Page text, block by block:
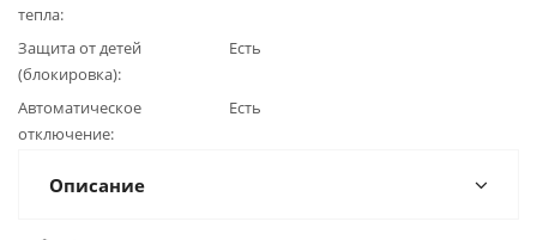
тепла
Защита от детей
(блокировка)
Есть
Автоматическое
отключение
Есть
Описание